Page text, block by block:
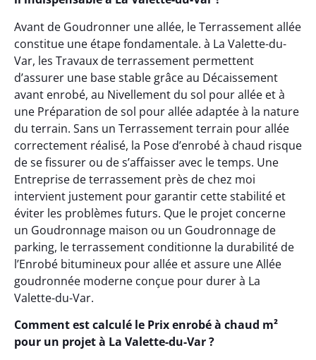
Avant de Goudronner une allée, le Terrassement allée
constitue une étape fondamentale. à La Valette-du-
Var, les Travaux de terrassement permettent
d’assurer une base stable grâce au Décaissement
avant enrobé, au Nivellement du sol pour allée et à
une Préparation de sol pour allée adaptée à la nature
du terrain. Sans un Terrassement terrain pour allée
correctement réalisé, la Pose d’enrobé à chaud risque
de se fissurer ou de s’affaisser avec le temps. Une
Entreprise de terrassement près de chez moi
intervient justement pour garantir cette stabilité et
éviter les problèmes futurs. Que le projet concerne
un Goudronnage maison ou un Goudronnage de
parking, le terrassement conditionne la durabilité de
l’Enrobé bitumineux pour allée et assure une Allée
goudronnée moderne conçue pour durer à La
Valette-du-Var.
Comment est calculé le Prix enrobé à chaud m²
pour un projet à La Valette-du-Var ?